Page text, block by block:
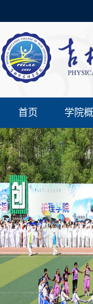
首页 学院